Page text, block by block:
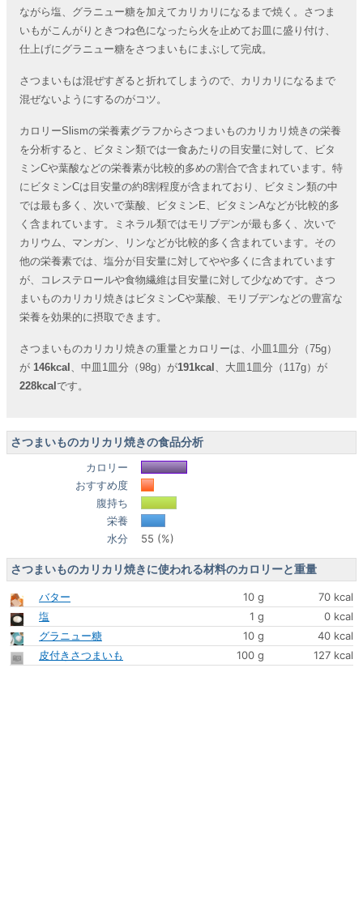
ながら塩、グラニュー糖を加えてカリカリになるまで焼く。さつま
いもがこんがりときつね色になったら火を止めてお皿に盛り付け、
仕上げにグラニュー糖をさつまいもにまぶして完成。
さつまいもは混ぜすぎると折れてしまうので、カリカリになるまで
混ぜないようにするのがコツ。
カロリーSlismの栄養素グラフからさつまいものカリカリ焼きの栄養
を分析すると、ビタミン類では一食あたりの目安量に対して、ビタ
ミンCや葉酸などの栄養素が比較的多めの割合で含まれています。特
にビタミンCは目安量の約8割程度が含まれており、ビタミン類の中
では最も多く、次いで葉酸、ビタミンE、ビタミンAなどが比較的多
く含まれています。ミネラル類ではモリブデンが最も多く、次いで
カリウム、マンガン、リンなどが比較的多く含まれています。その
他の栄養素では、塩分が目安量に対してやや多くに含まれています
が、コレステロールや食物繊維は目安量に対して少なめです。さつ
まいものカリカリ焼きはビタミンCや葉酸、モリブデンなどの豊富な
栄養を効果的に摂取できます。
さつまいものカリカリ焼きの重量とカロリーは、小皿1皿分（75g）
が 146kcal 、中皿1皿分（98g）が191kcal 、大皿1皿分（117g）が
228kcal です。
さつまいものカリカリ焼きの食品分析
カロリー
おすすめ度
腹持ち
栄養
水分
55 (%)
さつまいものカリカリ焼きに使われる材料のカロリーと重量
バター 10 g
70 kcal
塩
1 g
0 kcal
グラニュー糖
10 g
40 kcal
皮付きさつまいも
100 g 127 kcal